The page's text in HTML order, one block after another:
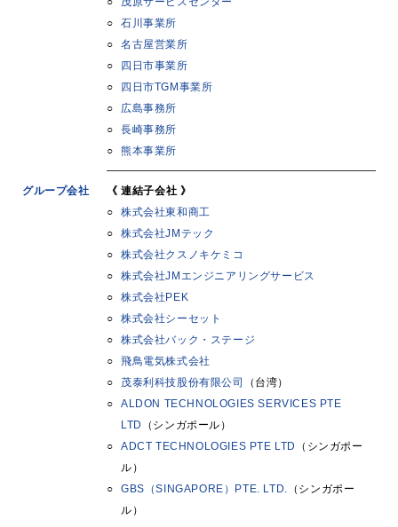
石川事業所
名古屋営業所
四日市事業所
四日市TGM事業所
広島事務所
長崎事務所
熊本事業所
グループ会社
《 連結子会社 》
株式会社東和商工
株式会社JMテック
株式会社クスノキケミコ
株式会社JMエンジニアリングサービス
株式会社PEK
株式会社シーセット
株式会社バック・ステージ
飛鳥電気株式会社
茂泰利科技股份有限公司
（台湾）
ALDON TECHNOLOGIES SERVICES PTE
LTD
（シンガポール）
ADCT TECHNOLOGIES PTE LTD
（シンガポー
ル）
GBS（SINGAPORE）PTE. LTD. （シンガポー
ル）